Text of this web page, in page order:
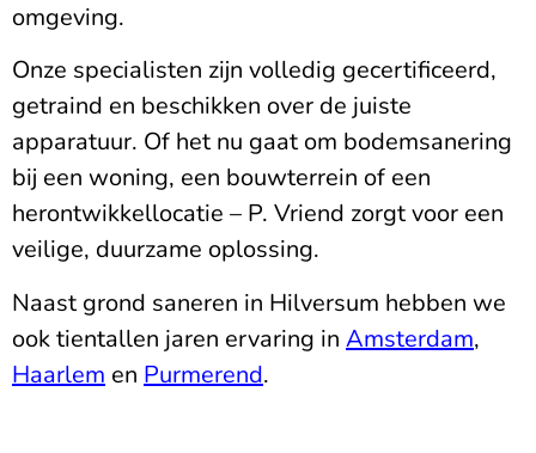
omgeving.
Onze specialisten zijn volledig gecertificeerd,
getraind en beschikken over de juiste
apparatuur. Of het nu gaat om bodemsanering
bij een woning, een bouwterrein of een
herontwikkellocatie – P. Vriend zorgt voor een
veilige, duurzame oplossing.
Naast grond saneren in Hilversum hebben we
ook tientallen jaren ervaring in Amsterdam,
Haarlem en Purmerend.